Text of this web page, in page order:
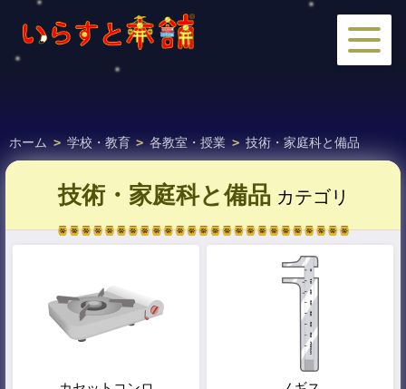
ホーム > 学校・教育 > 各教室・授業 > 技術・家庭科と備品
技術・家庭科と備品カテゴリ